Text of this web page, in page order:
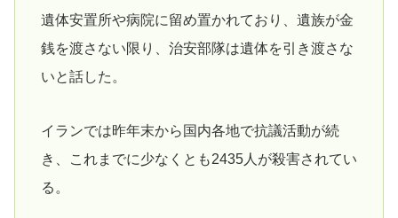
遺体安置所や病院に留め置かれており、遺族が金
銭を渡さない限り、治安部隊は遺体を引き渡さな
いと話した。
イランでは昨年末から国内各地で抗議活動が続
き、これまでに少なくとも2435人が殺害されてい
る。